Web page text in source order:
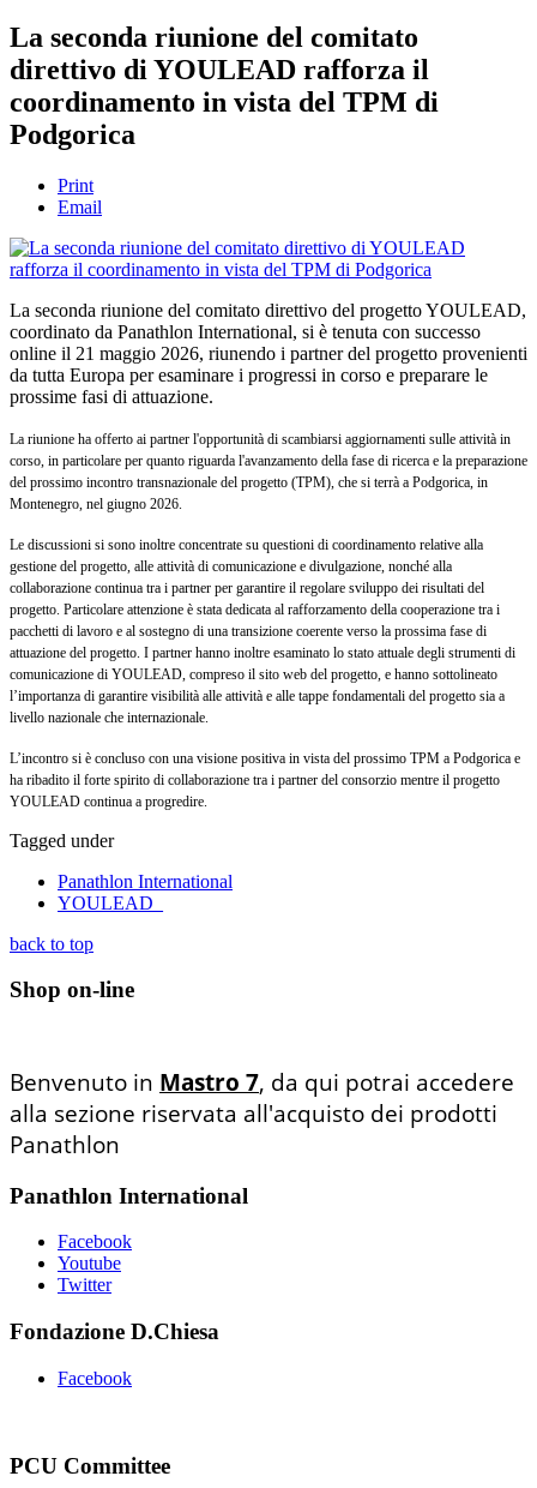
La seconda riunione del comitato
direttivo di YOULEAD rafforza il
coordinamento in vista del TPM di
Podgorica
Print
Email
La seconda riunione del comitato direttivo del progetto YOULEAD,
coordinato da Panathlon International, si è tenuta con successo
online il 21 maggio 2026, riunendo i partner del progetto provenienti
da tutta Europa per esaminare i progressi in corso e preparare le
prossime fasi di attuazione.
La riunione ha offerto ai partner l'opportunità di scambiarsi aggiornamenti sulle attività in
corso, in particolare per quanto riguarda l'avanzamento della fase di ricerca e la preparazione
del prossimo incontro transnazionale del progetto (TPM), che si terrà a Podgorica, in
Montenegro, nel giugno 2026.
Le discussioni si sono inoltre concentrate su questioni di coordinamento relative alla
gestione del progetto, alle attività di comunicazione e divulgazione, nonché alla
collaborazione continua tra i partner per garantire il regolare sviluppo dei risultati del
progetto. Particolare attenzione è stata dedicata al rafforzamento della cooperazione tra i
pacchetti di lavoro e al sostegno di una transizione coerente verso la prossima fase di
attuazione del progetto. I partner hanno inoltre esaminato lo stato attuale degli strumenti di
comunicazione di YOULEAD, compreso il sito web del progetto, e hanno sottolineato
l’importanza di garantire visibilità alle attività e alle tappe fondamentali del progetto sia a
livello nazionale che internazionale.
L’incontro si è concluso con una visione positiva in vista del prossimo TPM a Podgorica e
ha ribadito il forte spirito di collaborazione tra i partner del consorzio mentre il progetto
YOULEAD continua a progredire.
Tagged under
Panathlon International
YOULEAD_
back to top
Shop on-line
Benvenuto in Mastro 7, da qui potrai accedere
alla sezione riservata all'acquisto dei prodotti
Panathlon
Panathlon International
Facebook
Youtube
Twitter
Fondazione D.Chiesa
Facebook
PCU Committee